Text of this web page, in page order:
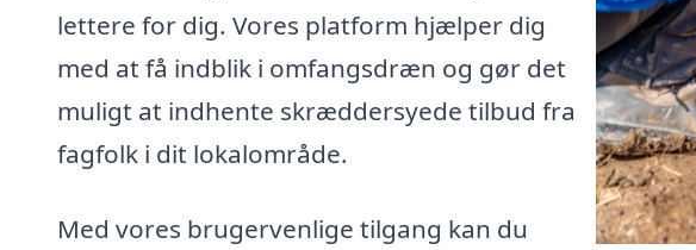
lettere for dig. Vores platform hjælper dig
med at få indblik i omfangsdræn og gør det
muligt at indhente skræddersyede tilbud fra
fagfolk i dit lokalområde.
Med vores brugervenlige tilgang kan du